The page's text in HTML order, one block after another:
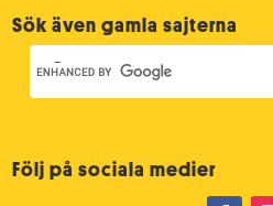
Sök även gamla sajterna
Följ på sociala medier